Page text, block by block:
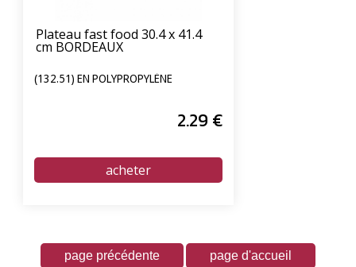
Plateau fast food 30.4 x 41.4
cm BORDEAUX
(132.51) EN POLYPROPYLÈNE
2.29 €